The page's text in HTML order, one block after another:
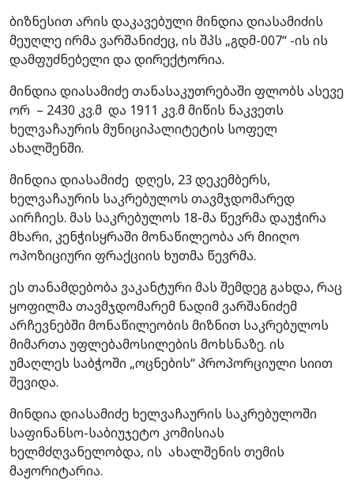
ბიზნესით არის დაკავებული მინდია დიასამიძის
მეუღლე ირმა ვარშანიძეც, ის შპს „გდმ-007“ -ის ის
დამფუძნებელი და დირექტორია.
მინდია დიასამიძე თანასაკუთრებაში ფლობს ასევე
ორ – 2430 კვ.მ და 1911 კვ.მ მიწის ნაკვეთს
ხელვაჩაურის მუნიციპალიტეტის სოფელ
ახალშენში.
მინდია დიასამიძე დღეს, 23 დეკემბერს,
ხელვაჩაურის საკრებულოს თავმჯდომარედ
აირჩიეს. მას საკრებულოს 18-მა წევრმა დაუჭირა
მხარი, კენჭისყრაში მონაწილეობა არ მიიღო
ოპოზიციური ფრაქციის ხუთმა წევრმა.
ეს თანამდებობა ვაკანტური მას შემდეგ გახდა, რაც
ყოფილმა თავმჯდომარემ ნადიმ ვარშანიძემ
არჩევნებში მონაწილეობის მიზნით საკრებულოს
მიმართა უფლებამოსილების მოხსნაზე. ის
უმაღლეს საბჭოში „ოცნების“ პროპორციული სიით
შევიდა.
მინდია დიასამიძე ხელვაჩაურის საკრებულოში
საფინანსო-საბიუჯეტო კომისიას
ხელმძღვანელობდა, ის ახალშენის თემის
მაჟორიტარია.